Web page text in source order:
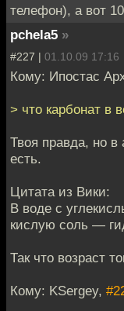
телефон), а вот
pchela5 »
#227 | 01.10.09 17:16
Кому: Ипостас
> что карбонат в
Твоя правда, но
есть.
Цитата из Вики:
В воде с
кислую соль —
Так что возраст
Кому: KSergey,